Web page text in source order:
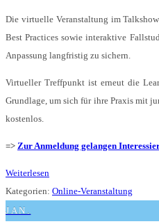
Die virtuelle Veranstaltung im
Best Practices sowie interaktive
Anpassung langfristig zu sichern.
Virtueller Treffpunkt ist erneut die
Grundlage, um sich für ihre Praxis mit
kostenlos.
=> Zur Anmeldung gelangen
Weiterlesen
Kategorien: Online-Veranstaltung
JAN.